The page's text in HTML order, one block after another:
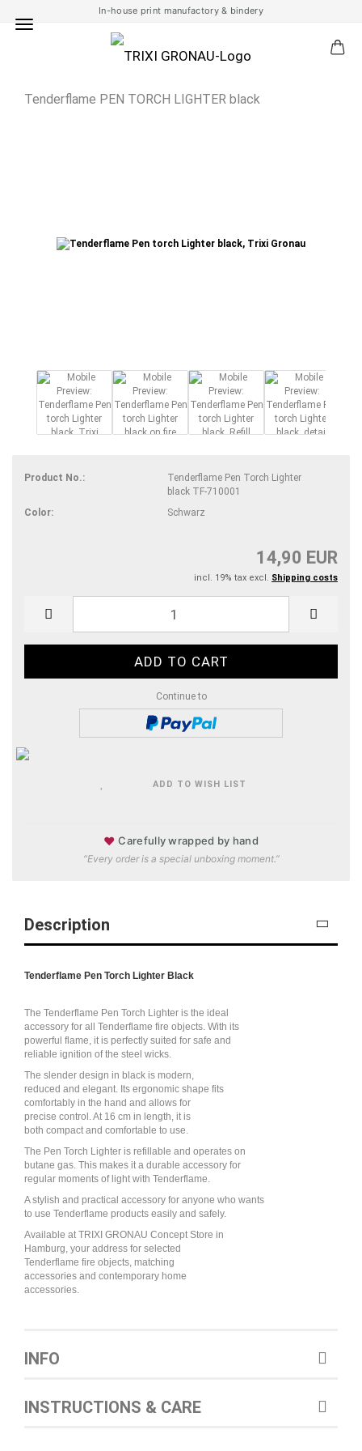
In-house print manufactory & bindery
Tenderflame PEN TORCH LIGHTER black
Product No.:
Tenderflame Pen Torch Lighter
black TF-710001
Color:
Schwarz
14,90 EUR
incl. 19% tax excl. Shipping costs
Continue to
ADD TO WISH LIST
♥ Carefully wrapped by hand
“Every order is a special unboxing moment.”
Description
Tenderflame Pen Torch Lighter Black
The Tenderflame Pen Torch Lighter is the ideal
accessory for all Tenderflame fire objects. With its
powerful flame, it is perfectly suited for safe and
reliable ignition of the steel wicks.
The slender design in black is modern,
reduced and elegant. Its ergonomic shape fits
comfortably in the hand and allows for
precise control. At 16 cm in length, it is
both compact and comfortable to use.
The Pen Torch Lighter is refillable and operates on
butane gas. This makes it a durable accessory for
regular moments of light with Tenderflame.
A stylish and practical accessory for anyone who wants
to use Tenderflame products easily and safely.
Available at TRIXI GRONAU Concept Store in
Hamburg, your address for selected
Tenderflame fire objects, matching
accessories and contemporary home
accessories.
INFO
INSTRUCTIONS & CARE